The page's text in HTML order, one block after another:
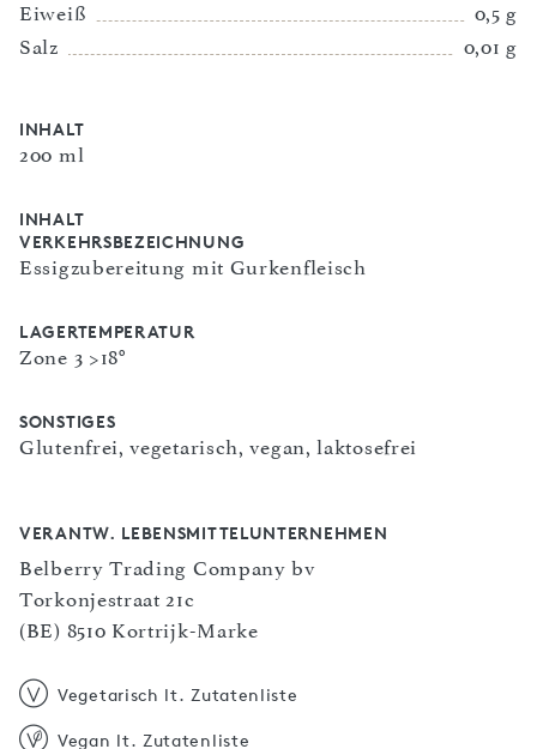
Eiweiß
0,5 g
Salz
0,01 g
INHALT
200 ml
INHALT
VERKEHRSBEZEICHNUNG
Essigzubereitung mit Gurkenfleisch
LAGERTEMPERATUR
Zone 3 >18°
SONSTIGES
Glutenfrei, vegetarisch, vegan, laktosefrei
VERANTW. LEBENSMITTELUNTERNEHMEN
Belberry Trading Company bv
Torkonjestraat 21c
(BE) 8510 Kortrijk-Marke
Vegetarisch lt. Zutatenliste
Vegan lt. Zutatenliste